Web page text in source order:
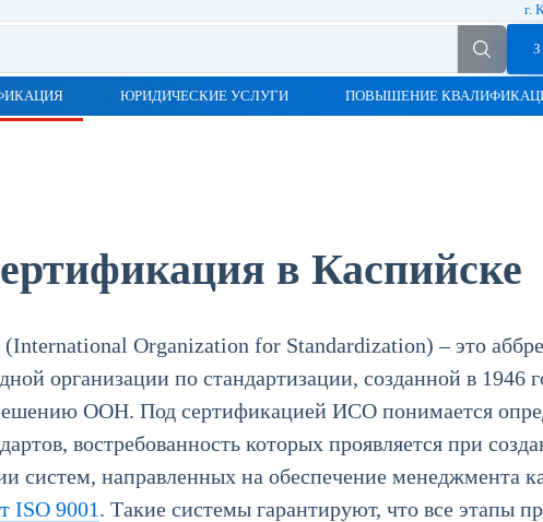
г.
ЮРИДИЧЕСКИЕ УСЛУГИ ПОВЫШЕНИЕ
в Каспийске
Organization for Standardization) – это
организации по стандартизации, созданной в 1946
ООН. Под сертификацией ИСО понимается
востребованность которых проявляется при
систем, направленных на обеспечение менеджмента
ISO 9001. Такие системы гарантируют, что все этапы